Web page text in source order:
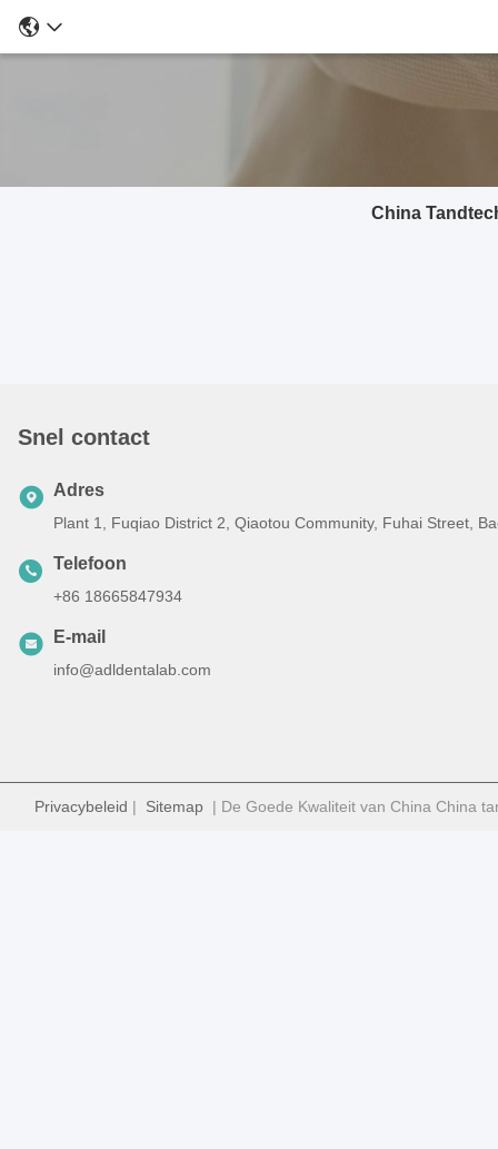
China
Snel contact
Adres
Plant 1, Fuqiao District 2, Qiaotou Community, Fuhai Street,
Telefoon
+86 18665847934
E-mail
info@adldentalab.com
Privacybeleid | Sitemap | De Goede Kwaliteit van China China